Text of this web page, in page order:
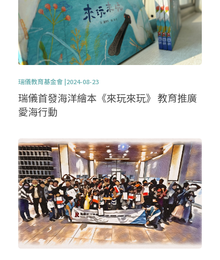
瑞儀教育基金會 |2024-08-23
瑞儀首發海洋繪本《來玩來玩》 教育推廣
愛海行動